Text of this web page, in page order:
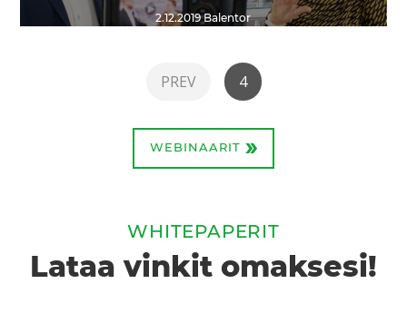
2.12.2019Balentor
PREV 4
WEBINAARIT »
WHITEPAPERIT
Lataa vinkit omaksesi!